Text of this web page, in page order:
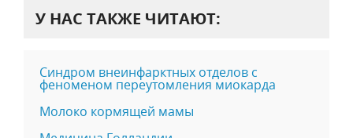
У НАС ТАКЖЕ ЧИТАЮТ:
Синдром внеинфарктных отделов с
феноменом переутомления миокарда
Молоко кормящей мамы